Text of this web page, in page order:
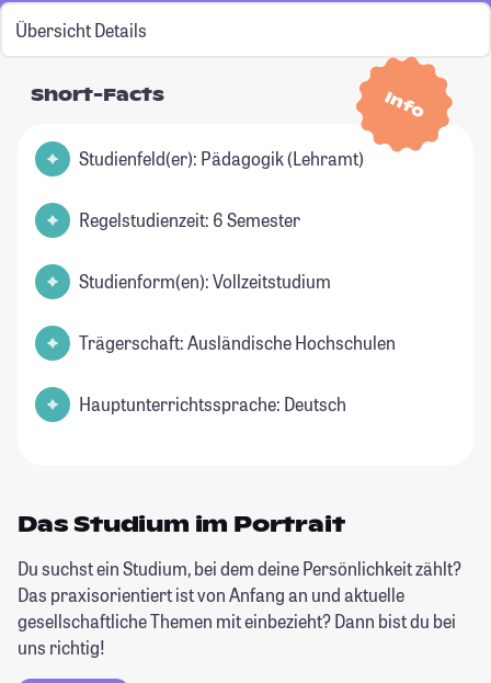
Übersicht Details
Info
Short-Facts
Studienfeld(er): Pädagogik (Lehramt)
Regelstudienzeit: 6 Semester
Studienform(en): Vollzeitstudium
Trägerschaft: Ausländische Hochschulen
Hauptunterrichtssprache: Deutsch
Das Studium im Portrait
Du suchst ein Studium, bei dem deine Persönlichkeit zählt?
Das praxisorientiert ist von Anfang an und aktuelle
gesellschaftliche Themen mit einbezieht? Dann bist du bei
uns richtig!